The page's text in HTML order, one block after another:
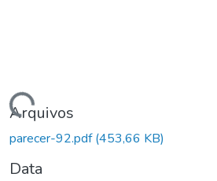
Carregando...
Arquivos
parecer-92.pdf(453,66 KB)
Data